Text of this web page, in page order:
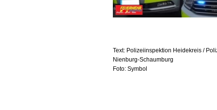
Text: Polizeiinspektion Heidekreis /
Nienburg-Schaumburg
Foto: Symbol